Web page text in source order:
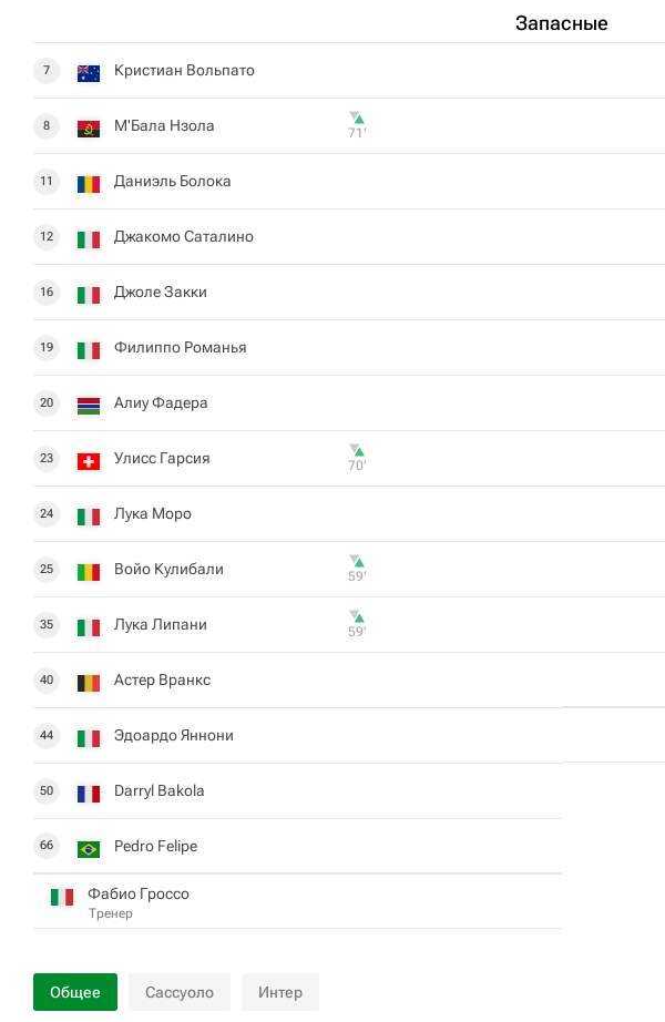
Запасные
7 Кристиан Вольпато
8 М'Бала Нзола 71‎’‎
11 Даниэль Болока
12 Джакомо Саталино
16 Джоле Закки
19 Филиппо Романья
20 Алиу Фадера
23 Улисс Гарсия 70‎’‎
24 Лука Моро
25 Войо Кулибали 59‎’‎
35 Лука Липани 59‎’‎
40 Астер Вранкс
44 Эдоардо Яннони
50 Darryl Bakola
66 Pedro Felipe
Фабио Гроссо
Тренер
Общее Сассуоло Интер